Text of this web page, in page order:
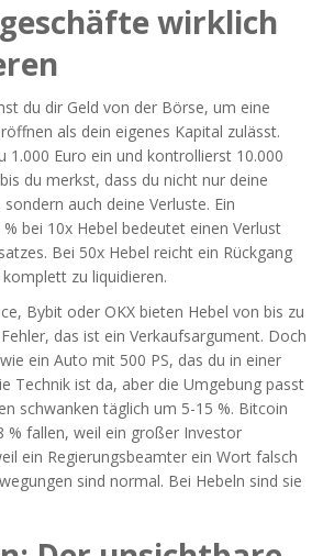
wirklich
du dir Geld von der Börse, um eine
als dein eigenes Kapital zulässt.
1.000 Euro ein und kontrollierst 10.000
du merkst, dass du nicht nur deine
auch deine Verluste. Ein
bei 10x Hebel bedeutet einen Verlust
Bei 50x Hebel reicht ein Rückgang
zu liquidieren.
Bybit oder OKX bieten Hebel von bis zu
das ist ein Verkaufsargument. Doch
ein Auto mit 500 PS, das du in einer
Technik ist da, aber die Umgebung passt
schwanken täglich um 5-15 %. Bitcoin
% fallen, weil ein großer Investor
ein Regierungsbeamter ein Wort falsch
sind normal. Bei Hebeln sind sie